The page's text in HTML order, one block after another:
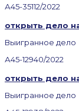
А45-35112/2022
открыть дело
Выигранное дело
А45-12940/2022
открыть дело
Выигранное дело